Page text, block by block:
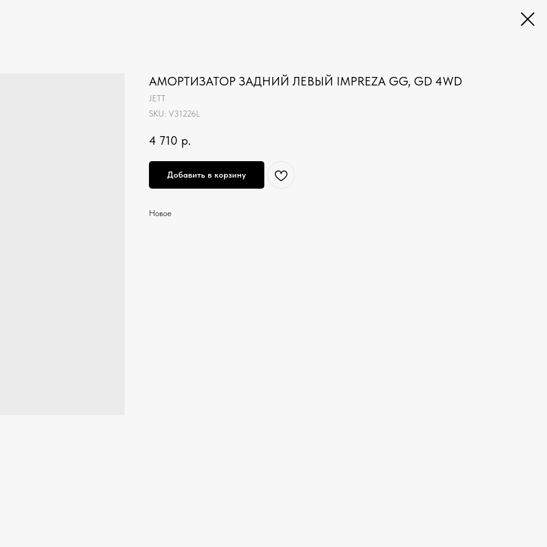
АМОРТИЗАТОР ЗАДНИЙ ЛЕВЫЙ IMPREZA GG, GD 4WD
JETT
SKU: V31226L
4 710 р.
Добавить в корзину
Новое